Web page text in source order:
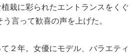
栽に彩られたエントランスをくぐ
言って歓喜の声を上げた。
２年。女優にモデル、バラエティ